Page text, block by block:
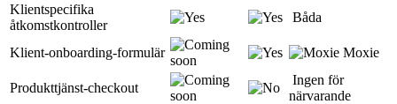
Klientspecifika
åtkomstkontroller
Båda
Klient-onboarding-formulär Moxie
Produkttjänst-checkout
Ingen för
närvarande